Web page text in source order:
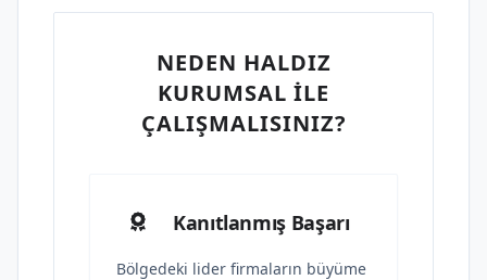
NEDEN HALDIZ
KURUMSAL İLE
ÇALIŞMALISINIZ?
Kanıtlanmış Başarı
Bölgedeki lider firmaların büyüme